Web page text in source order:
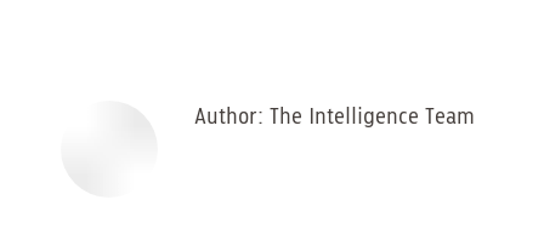
Author: The Intelligence Team